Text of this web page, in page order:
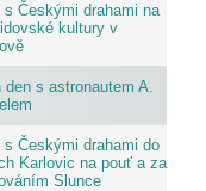
s Českými drahami na
kultury v
den s astronautem A.
s Českými drahami do
Karlovic na pouť a za
Slunce